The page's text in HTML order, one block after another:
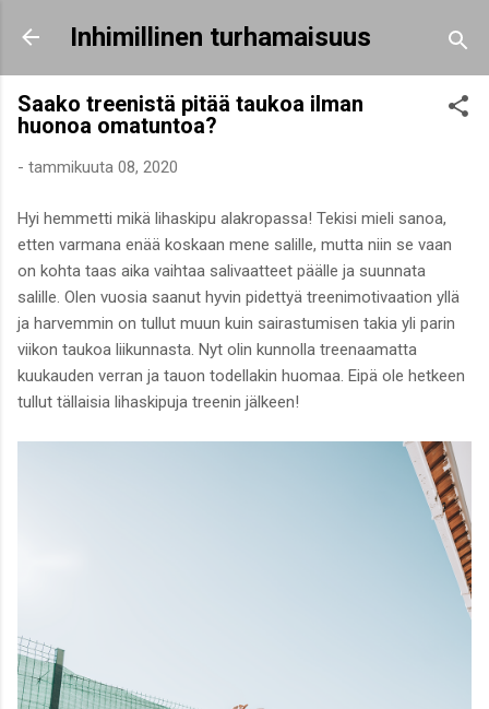
Siirry pääsisältöön
Inhimillinen turhamaisuus
Saako treenistä pitää taukoa ilman
huonoa omatuntoa?
- tammikuuta 08, 2020
Hyi hemmetti mikä lihaskipu alakropassa! Tekisi mieli sanoa,
etten varmana enää koskaan mene salille, mutta niin se vaan
on kohta taas aika vaihtaa salivaatteet päälle ja suunnata
salille. Olen vuosia saanut hyvin pidettyä treenimotivaation yllä
ja harvemmin on tullut muun kuin sairastumisen takia yli parin
viikon taukoa liikunnasta. Nyt olin kunnolla treenaamatta
kuukauden verran ja tauon todellakin huomaa. Eipä ole hetkeen
tullut tällaisia lihaskipuja treenin jälkeen!